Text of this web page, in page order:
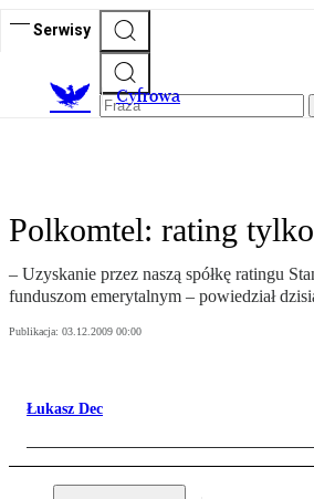
Serwisy
Cyfrowa
Polkomtel: rating
– Uzyskanie przez naszą spółkę ratingu
funduszom emerytalnym – powiedział
Publikacja: 03.12.2009 00:00
Łukasz Dec